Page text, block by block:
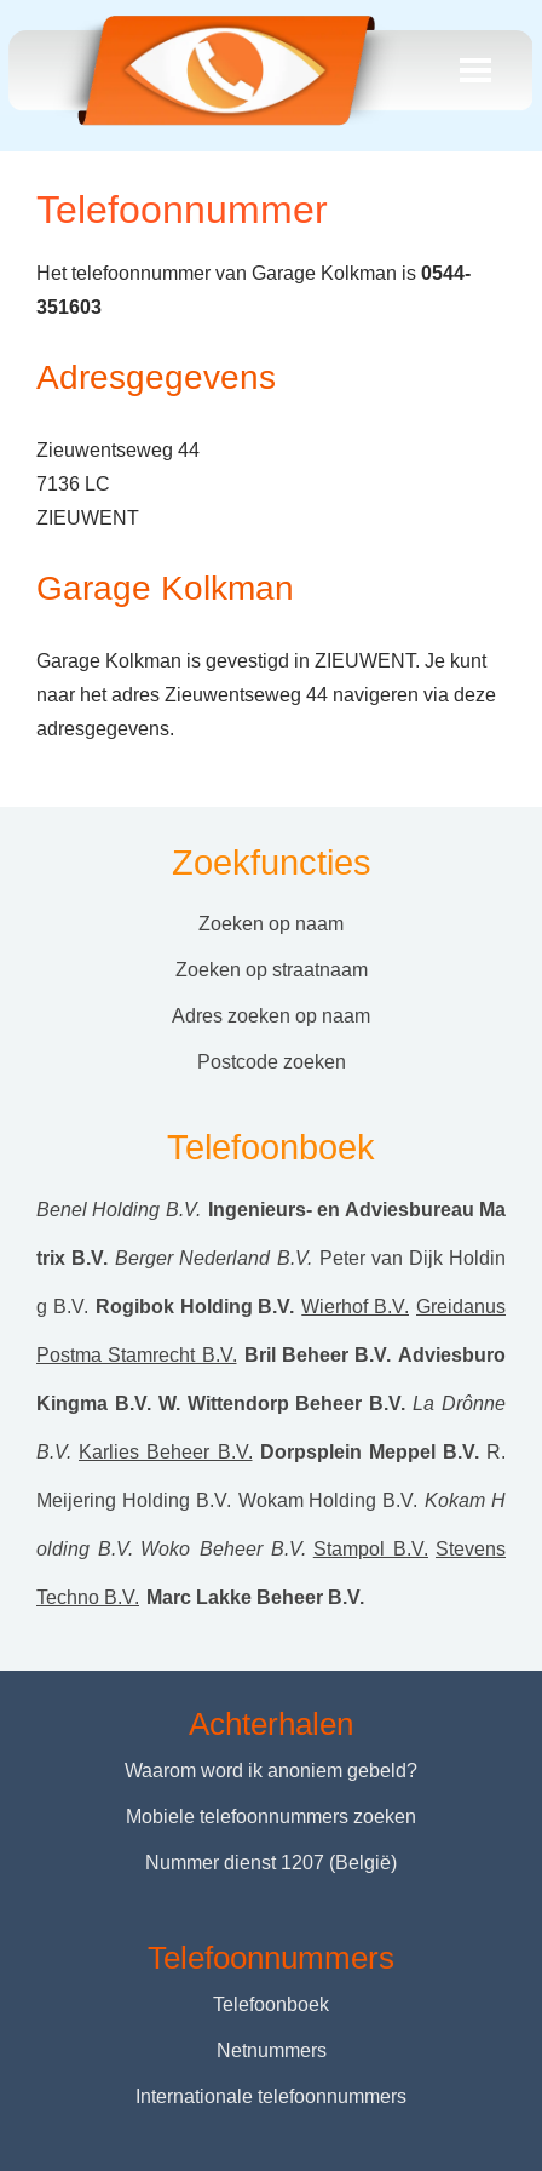
Telefoonnummer
Het telefoonnummer van Garage Kolkman is 0544-
351603
Adresgegevens
Zieuwentseweg 44
7136 LC
ZIEUWENT
Garage Kolkman
Garage Kolkman is gevestigd in ZIEUWENT. Je kunt
naar het adres Zieuwentseweg 44 navigeren via deze
adresgegevens.
Zoekfuncties
zoeken op naam
zoeken op straatnaam
adres zoeken op naam
postcode zoeken
Telefoonboek
Benel Holding B.V. Ingenieurs- en Adviesbureau Ma
trix B.V. Berger Nederland B.V. Peter van Dijk Holdin
g B.V. Rogibok Holding B.V. Wierhof B.V. Greidanus
Postma Stamrecht B.V. Bril Beheer B.V. Adviesburo
Kingma B.V. W. Wittendorp Beheer B.V. La Drônne
B.V. Karlies Beheer B.V. Dorpsplein Meppel B.V. R.
Meijering Holding B.V. Wokam Holding B.V. Kokam H
olding B.V. Woko Beheer B.V. Stampol B.V. Stevens
Techno B.V. Marc Lakke Beheer B.V.
Achterhalen
Waarom word ik anoniem gebeld?
Mobiele telefoonnummers zoeken
Nummer dienst 1207 (België)
Telefoonnummers
Telefoonboek
Netnummers
Internationale telefoonnummers